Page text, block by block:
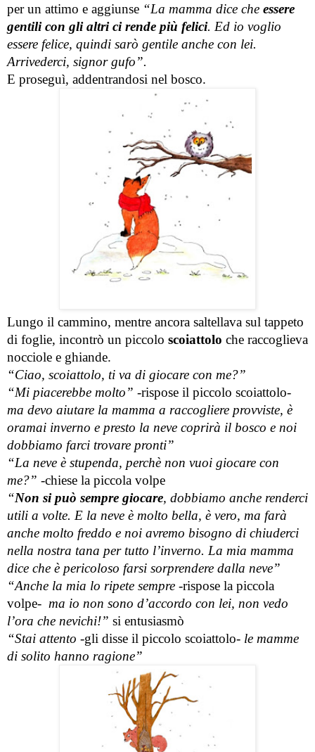
per un attimo e aggiunse “La mamma dice che essere
gentili con gli altri ci rende più felici. Ed io voglio
essere felice, quindi sarò gentile anche con lei.
Arrivederci, signor gufo”.
E proseguì, addentrandosi nel bosco.
Lungo il cammino, mentre ancora saltellava sul tappeto
di foglie, incontrò un piccolo scoiattolo che raccoglieva
nocciole e ghiande.
“Ciao, scoiattolo, ti va di giocare con me?”
“Mi piacerebbe molto” -rispose il piccolo scoiattolo-
ma devo aiutare la mamma a raccogliere provviste, è
oramai inverno e presto la neve coprirà il bosco e noi
dobbiamo farci trovare pronti”
“La neve è stupenda, perchè non vuoi giocare con
me?” -chiese la piccola volpe
“Non si può sempre giocare, dobbiamo anche renderci
utili a volte. E la neve è molto bella, è vero, ma farà
anche molto freddo e noi avremo bisogno di chiuderci
nella nostra tana per tutto l’inverno. La mia mamma
dice che è pericoloso farsi sorprendere dalla neve”
“Anche la mia lo ripete sempre -rispose la piccola
volpe- ma io non sono d’accordo con lei, non vedo
l’ora che nevichi!” si entusiasmò
“Stai attento -gli disse il piccolo scoiattolo- le mamme
di solito hanno ragione”